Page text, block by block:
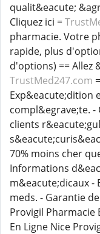
qualit&eacute;
Cliquez ici =
pharmacie. Votre
rapide, plus
d'options) == Allez
TrustMed247.com
Exp&eacute;dition
compl&egrave;te.
clients
70% moins cher
Informations
m&eacute;dicaux -
meds. - Garantie
Provigil Pharmacie
En Ligne Nice